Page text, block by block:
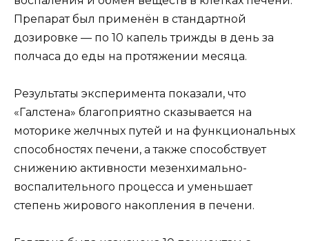
Препарат был применён в стандартной
дозировке — по 10 капель трижды в день за
полчаса до еды на протяжении месяца.
Результаты эксперимента показали, что
«Галстена» благоприятно сказывается на
моторике желчных путей и на функциональных
способностях печени, а также способствует
снижению активности мезенхимально-
воспалительного процесса и уменьшает
степень жирового накопления в печени.